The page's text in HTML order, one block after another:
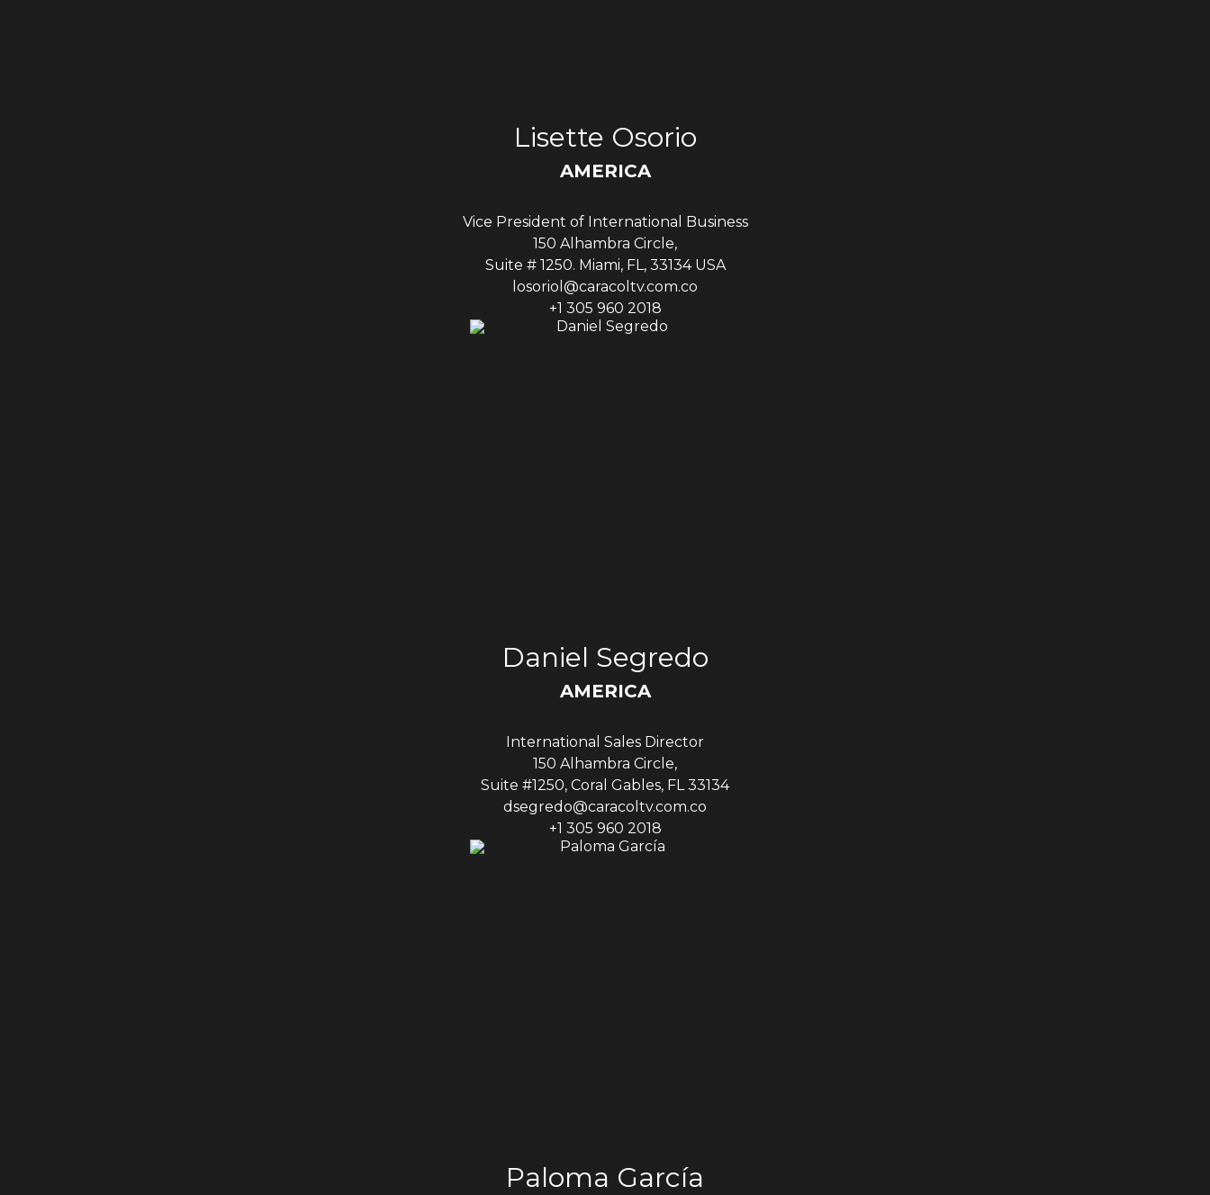
Lisette Osorio
AMERICA
Vice President of International Business
150 Alhambra Circle,
Suite # 1250. Miami, FL, 33134 USA
losoriol@caracoltv.com.co
+1 305 960 2018
Daniel Segredo
AMERICA
International Sales Director
150 Alhambra Circle,
Suite #1250, Coral Gables, FL 33134
dsegredo@caracoltv.com.co
+1 305 960 2018
Paloma García